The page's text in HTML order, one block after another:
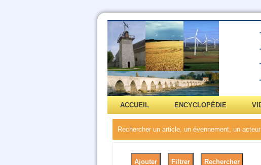
ACCUEIL ENCYCLOPÉDIE
Rechercher un article, un évennement, un